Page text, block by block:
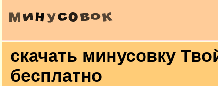
скачать минусовку
бесплатно